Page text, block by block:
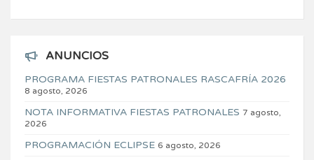
ANUNCIOS
PROGRAMA FIESTAS PATRONALES RASCAFRÍA 2026
8 agosto, 2026
NOTA INFORMATIVA FIESTAS PATRONALES 7 agosto,
2026
PROGRAMACIÓN ECLIPSE 6 agosto, 2026